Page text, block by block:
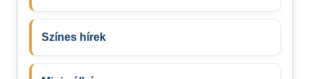
Színes hírek